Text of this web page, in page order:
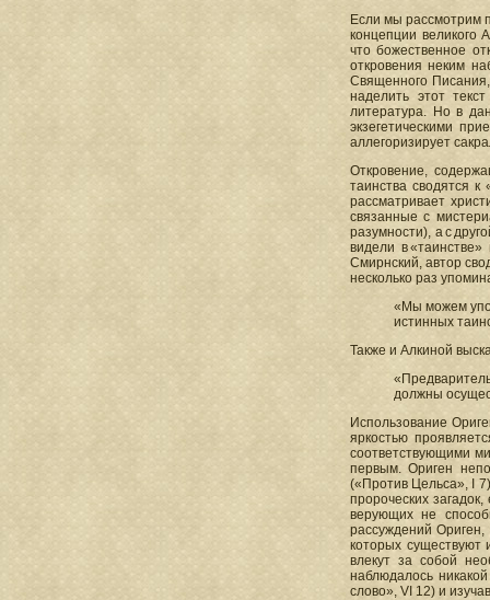
Если мы рассмотрим
концепции великого
что божественное
откровения неким
Священного
наделить этот
литература. Но в
экзегетическими
аллегоризирует
Откровение,
таинства сводятся
рассматривает
связанные с
разумности), а с
видели в
Смирнский, автор
несколько раз
«Мы можем
истинных
Также и Алкиной
должны
Использование
яркостью
соответствующими
первым. Ориген
(«Против Цельса», I
пророческих
верующих не
рассуждений
которых существуют
влекут за собой
наблюдалось
слово», VI 12) и